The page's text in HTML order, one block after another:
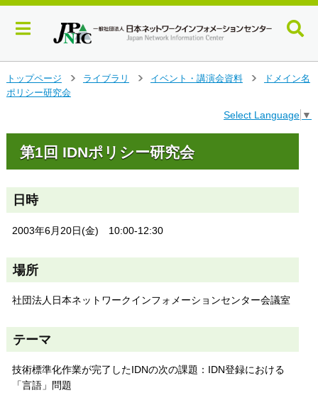
イ
ン
へ
トップページ
>
ライブラリ
イベント・講演会資料
ドメイン名
ポリシー研究会
Select Language ▼
第1回 IDNポリシー研究会
日時
2003年6月20日(金) 10:00-12:30
場所
社団法人日本ネットワークインフォメーションセンター会議室
テーマ
技術標準化作業が完了したIDNの次の課題：IDN登録における
「言語」問題